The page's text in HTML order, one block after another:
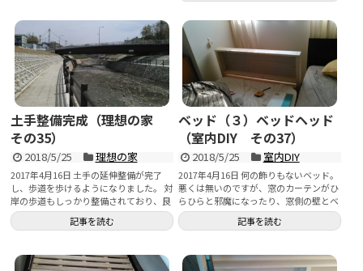
土手整備完成（理想の家
その35）
2018/5/25 理想の家
2017年4月16日 土手の延伸整備が完了
し、歩道を歩けるようになりました。 対
岸の歩道もしっかり整備されており、良
い感...
記事を読む
ベッド（３）ベッドヘッド
（室内DIY その37）
2018/5/25 室内DIY
2017年4月16日 何の飾りもないベッド。
悪くは無いのですが、窓のカーテンがひ
らひらと邪魔になったり、窓側の壁とベ
ッ...
記事を読む